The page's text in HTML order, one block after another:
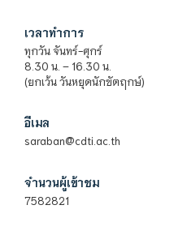
เวลาทำการ
ทุกวัน จันทร์-ศุกร์
8.30 น. – 16.30 น.
(ยกเว้น วันหยุดนักขัตฤกษ์)
อีเมล
saraban@cdti.ac.th
จำนวนผู้เข้าชม
7582821